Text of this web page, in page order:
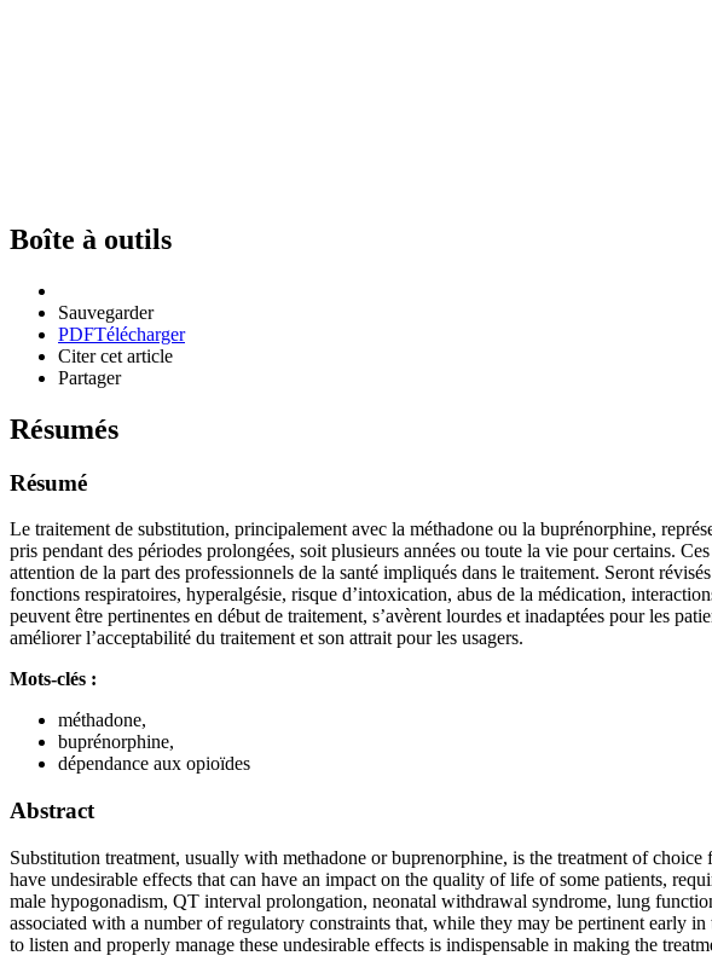
Boîte à outils
Sauvegarder
PDFTélécharger
Citer cet article
Partager
Résumés
Résumé
Le traitement de substitution, principalement avec la méthadone ou la buprénorphine,
pris pendant des périodes prolongées, soit plusieurs années ou toute la vie pour certains.
attention de la part des professionnels de la santé impliqués dans le traitement. Seront
fonctions respiratoires, hyperalgésie, risque d’intoxication, abus de la médication,
peuvent être pertinentes en début de traitement, s’avèrent lourdes et inadaptées pour les
améliorer l’acceptabilité du traitement et son attrait pour les usagers.
Mots-clés :
méthadone,
buprénorphine,
dépendance aux opioïdes
Abstract
Substitution treatment, usually with methadone or buprenorphine, is the treatment of
have undesirable effects that can have an impact on the quality of life of some patients,
male hypogonadism, QT interval prolongation, neonatal withdrawal syndrome, lung
associated with a number of regulatory constraints that, while they may be pertinent early
to listen and properly manage these undesirable effects is indispensable in making the